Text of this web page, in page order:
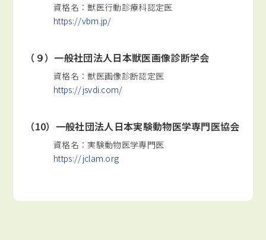
資格名：獣医行動診療科認定医
https://vbm.jp/
（９）一般社団法人日本獣医画像診断学会
資格名：獣医画像診断認定医
https://jsvdi.com/
（10）一般社団法人日本実験動物医学専門医協会
資格名：実験動物医学専門医
https://jclam.org